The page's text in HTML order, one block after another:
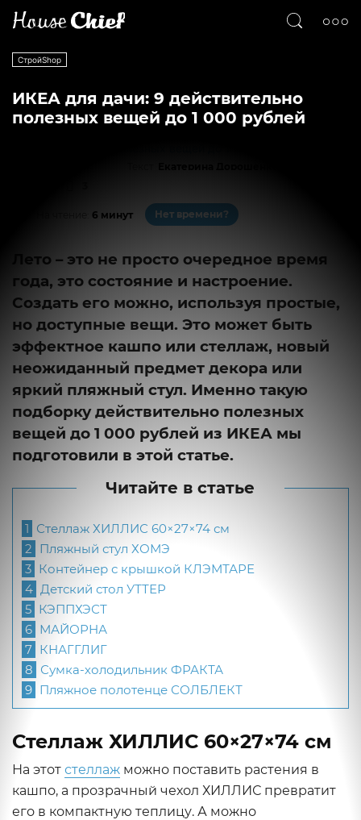
СтройShop
ИКЕА для дачи: 9 действительно
полезных вещей до 1 000 рублей
6 минут Нет времени?
Лето – это не просто очередное время
года, это состояние и настроение.
Создать его можно, используя простые,
но доступные вещи. Это может быть
эффектное кашпо или стеллаж, новый
неожиданный предмет декора или
яркий пляжный стул. Именно такую
подборку действительно полезных
вещей до 1 000 рублей из ИКЕА мы
подготовили в этой статье.
Читайте в статье
1 Стеллаж ХИЛЛИС 60×27×74 см
2 Пляжный стул ХОМЭ
3 Контейнер с крышкой КЛЭМТАРЕ
4 Детский стол УТТЕР
5 КЭППХЭСТ
6 МАЙОРНА
7 КНАГГЛИГ
8 Сумка-холодильник ФРАКТА
9 Пляжное полотенце СОЛБЛЕКТ
Стеллаж ХИЛЛИС 60×27×74 см
На этот стеллаж можно поставить растения в
кашпо, а прозрачный чехол ХИЛЛИС превратит
его в компактную теплицу. А можно